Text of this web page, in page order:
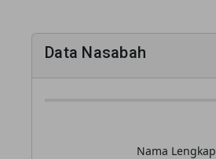
Data Nasabah
Nama Lengkap